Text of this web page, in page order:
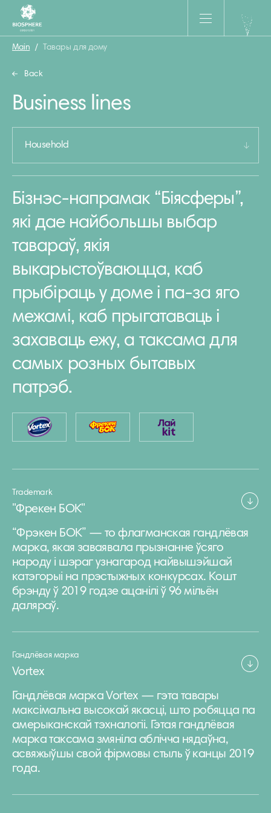
Main / Тавары для дому
Back
Business lines
Household
Бізнэс-напрамак “Біясферы”,
які дае найбольшы выбар
тавараў, якія
выкарыстоўваюцца, каб
прыбіраць у доме і па-за яго
межамі, каб прыгатаваць і
захаваць ежу, а таксама для
самых розных бытавых
патрэб.
Trademark
"Фрекен БОК"
“Фрэкен БОК” — то флагманская гандлёвая
марка, якая заваявала прызнанне ўсяго
народу і шэраг узнагарод найвышэйшай
катэгорыі на прэстыжных конкурсах. Кошт
брэнду ў 2019 годзе ацанілі ў 96 мільён
даляраў.
Гандлёвая марка
Vortex
Гандлёвая марка Vortex — гэта тавары
максімальна высокай якасці, што робяцца па
амерыканскай тэхналогіі. Гэтая гандлёвая
марка таксама змяніла аблічча нядаўна,
асвяжыўшы свой фірмовы стыль ў канцы 2019
года.